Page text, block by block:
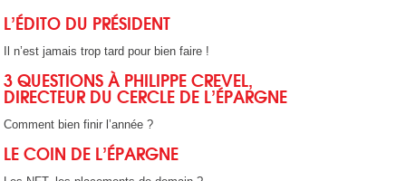
L’ÉDITO DU PRÉSIDENT
Il n’est jamais trop tard pour bien faire !
3 QUESTIONS À PHILIPPE CREVEL,
DIRECTEUR DU CERCLE DE L’ÉPARGNE
Comment bien finir l’année ?
LE COIN DE L’ÉPARGNE